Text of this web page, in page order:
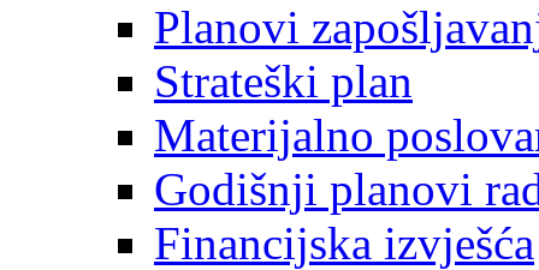
Planovi
Strateški plan
Materijalno
Godišnji planovi
Financijska izvješća